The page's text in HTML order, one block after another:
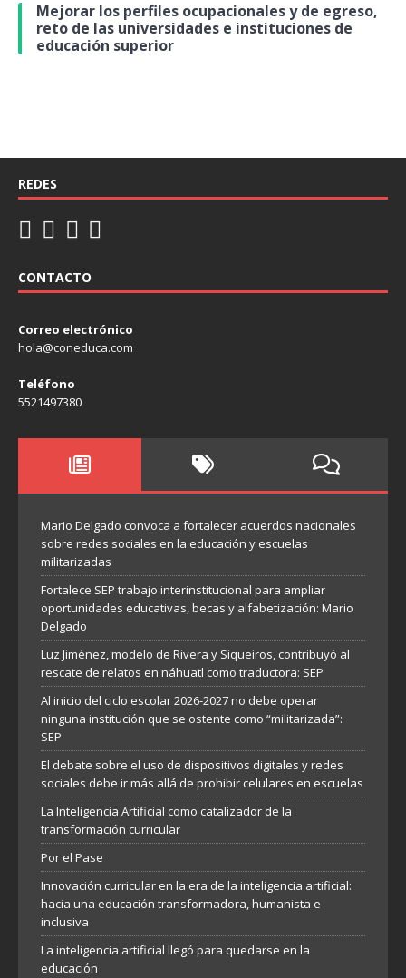
Mejorar los perfiles ocupacionales y de egreso,
reto de las universidades e instituciones de
educación superior
REDES
CONTACTO
Correo electrónico
hola@coneduca.com
Teléfono
5521497380
Mario Delgado convoca a fortalecer acuerdos nacionales
sobre redes sociales en la educación y escuelas
militarizadas
Fortalece SEP trabajo interinstitucional para ampliar
oportunidades educativas, becas y alfabetización: Mario
Delgado
Luz Jiménez, modelo de Rivera y Siqueiros, contribuyó al
rescate de relatos en náhuatl como traductora: SEP
Al inicio del ciclo escolar 2026-2027 no debe operar
ninguna institución que se ostente como “militarizada”:
SEP
El debate sobre el uso de dispositivos digitales y redes
sociales debe ir más allá de prohibir celulares en escuelas
La Inteligencia Artificial como catalizador de la
transformación curricular
Por el Pase
Innovación curricular en la era de la inteligencia artificial:
hacia una educación transformadora, humanista e
inclusiva
La inteligencia artificial llegó para quedarse en la
educación